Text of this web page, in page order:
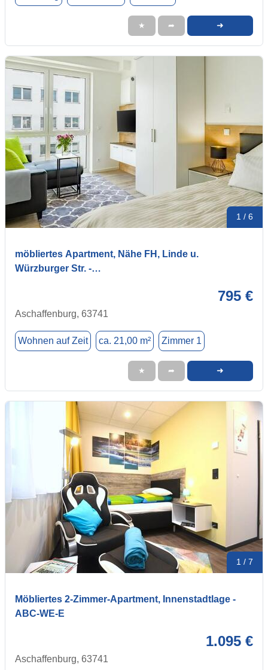
★ ➦ ➜
1 / 6
möbliertes Apartment, Nähe FH, Linde u.
Würzburger Str. -…
795 €
Aschaffenburg, 63741
Wohnen auf Zeit ca. 21,00 m² Zimmer 1
★ ➦ ➜
1 / 7
Möbliertes 2-Zimmer-Apartment, Innenstadtlage -
ABC-WE-E
1.095 €
Aschaffenburg, 63741